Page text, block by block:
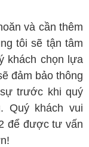
và cần thêm
tôi sẽ tận tâm
khách chọn lựa
đảm bảo thông
trước khi quý
Quý khách vui
để được tư vấn